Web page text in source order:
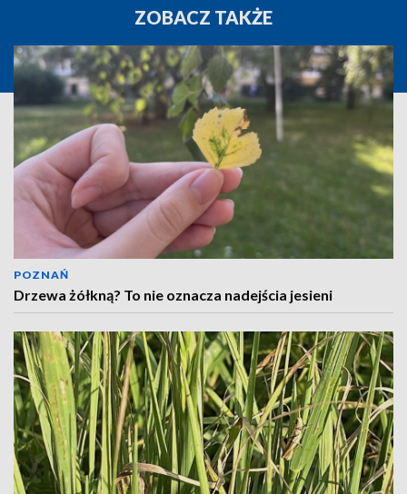
ZOBACZ TAKŻE
POZNAŃ
Drzewa żółkną? To nie oznacza nadejścia jesieni